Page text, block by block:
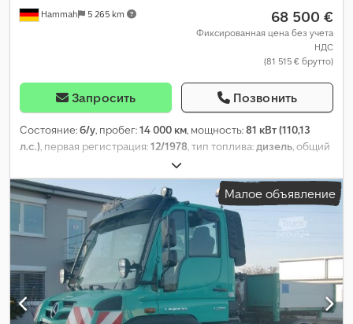
Hammah 5 265 km 68 500 €
Фиксированная цена без учета
НДС
(81 515 € брутто)
Запросить Позвонить
Состояние:б/у, пробег:14 000 км, мощность:81 кВт (110,13
л.с.), первая регистрация:12/1978, тип топлива:дизель, общий
, тип передачи:
выпуска:1978, Оборудование:полный привод, прицепное
устройство, Малое объявление